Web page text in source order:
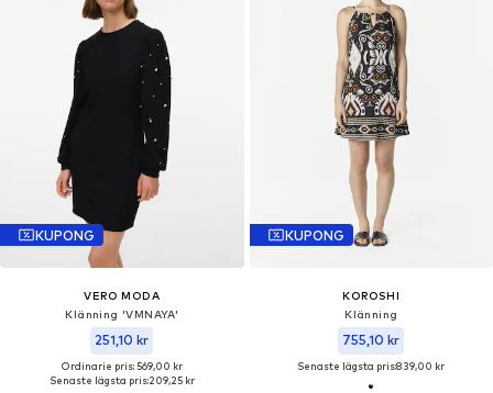
KUPONG
VERO MODA
Klänning 'VMNAYA'
251,10 kr
Ordinarie pris: 569,00 kr
Senaste lägsta pris:209,25 kr
KUPONG
KOROSHI
Klänning
755,10 kr
Senaste lägsta pris:839,00 kr